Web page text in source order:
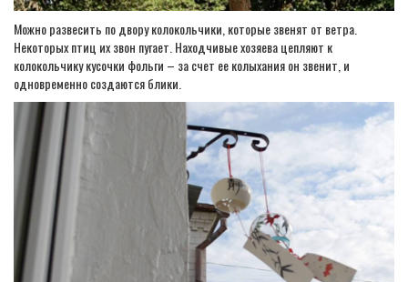
Можно развесить по двору колокольчики, которые звенят от ветра.
Некоторых птиц их звон пугает. Находчивые хозяева цепляют к
колокольчику кусочки фольги – за счет ее колыхания он звенит, и
одновременно создаются блики.